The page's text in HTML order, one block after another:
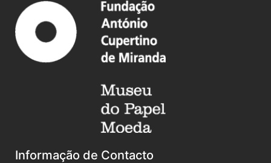
Informação de Contacto